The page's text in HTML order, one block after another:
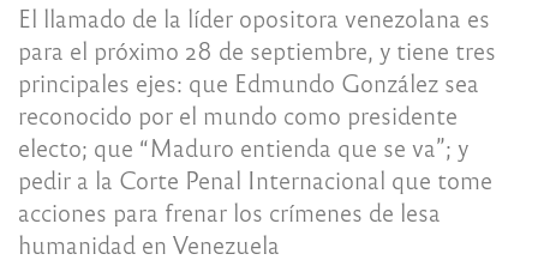
El llamado de la líder opositora venezolana es
para el próximo 28 de septiembre, y tiene tres
principales ejes: que Edmundo González sea
reconocido por el mundo como presidente
electo; que “Maduro entienda que se va”; y
pedir a la Corte Penal Internacional que tome
acciones para frenar los crímenes de lesa
humanidad en Venezuela